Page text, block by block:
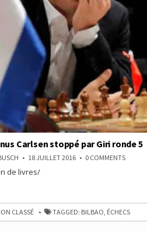
Carlsen stoppé par Giri ronde 5
18 JUILLET 2016 0 COMMENTSON
RONDE
5
de livres/
CLASSÉ TAGGED: BILBAO, ÉCHECS